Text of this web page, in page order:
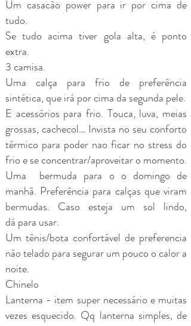
Um casacão power para ir por cima de
tudo.
Se tudo acima tiver gola alta, é ponto
extra.
3 camisa.
Uma calça para frio de preferência
sintética, que irá por cima da segunda pele.
E acessórios para frio. Touca, luva, meias
grossas, cachecol… Invista no seu conforto
térmico para poder nao ficar no stress do
frio e se concentrar/aproveitar o momento.
Uma bermuda para o o domingo de
manhã. Preferência para calças que viram
bermudas. Caso esteja um sol lindo,
dá para usar.
Um tênis/bota confortável de preferencia
não telado para segurar um pouco o calor a
noite.
Chinelo
Lanterna - item super necessário e muitas
vezes esquecido. Qq lanterna simples, de